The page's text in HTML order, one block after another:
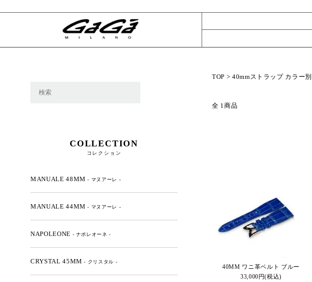
TOP > 40mmストラップ カラー別
全 1商品
40MM ワニ革ベルト ブルー
33,000円(税込)
COLLECTION
コレクション
MANUALE 48MM- マヌアーレ -
MANUALE 44MM- マヌアーレ -
NAPOLEONE - ナポレオーネ -
CRYSTAL 45MM- クリスタル -